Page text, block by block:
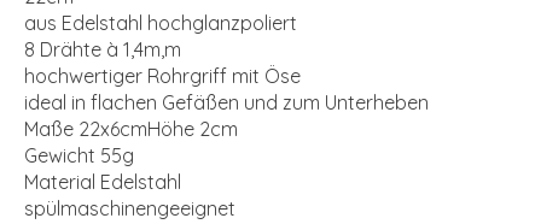
aus Edelstahl hochglanzpoliert
8 Drähte à 1,4m,m
hochwertiger Rohrgriff mit Öse
ideal in flachen Gefäßen und zum Unterheben
Maße 22x6cmHöhe 2cm
Gewicht 55g
Material Edelstahl
spülmaschinengeeignet